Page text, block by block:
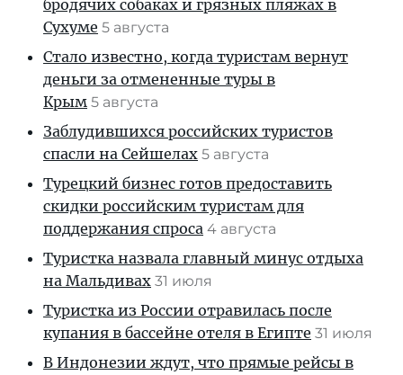
бродячих собаках и грязных пляжах в
Сухуме 5 августа
Стало известно, когда туристам вернут
деньги за отмененные туры в
Крым 5 августа
Заблудившихся российских туристов
спасли на Сейшелах 5 августа
Турецкий бизнес готов предоставить
скидки российским туристам для
поддержания спроса 4 августа
Туристка назвала главный минус отдыха
на Мальдивах 31 июля
Туристка из России отравилась после
купания в бассейне отеля в Египте 31 июля
В Индонезии ждут, что прямые рейсы в